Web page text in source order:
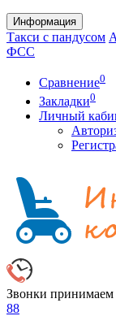
Информация
Такси с пандусом
ФСС
Сравнение0
Закладки0
Личный
Звонки принимаем
88